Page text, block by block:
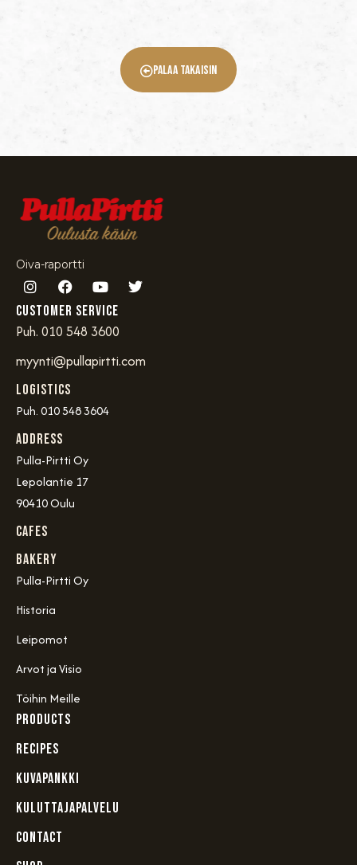
Palaa Takaisin
Oiva-raportti
Customer service
Puh. 010 548 3600
myynti@pullapirtti.com
Logistics
Puh. 010 548 3604
Address
Pulla-Pirtti Oy
Lepolantie 17
90410 Oulu
Cafes
Bakery
Pulla-Pirtti Oy
Historia
Leipomot
Arvot ja Visio
Töihin Meille
PRODUCTS
RECIPES
KUVAPANKKI
KULUTTAJAPALVELU
CONTACT